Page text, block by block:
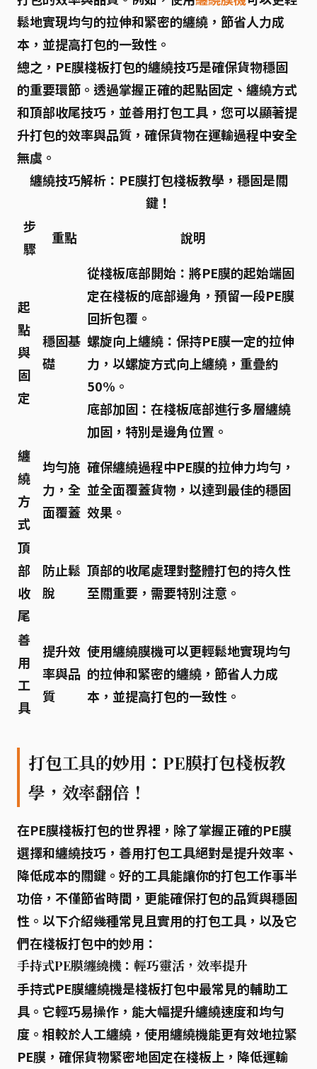
鬆地實現均勻的拉伸和緊密的纏繞，節省人力成
本，並提高打包的一致性。
總之，PE膜棧板打包的纏繞技巧是確保貨物穩固
的重要環節。透過掌握正確的起點固定、纏繞方式
和頂部收尾技巧，並善用打包工具，您可以顯著提
升打包的效率與品質，確保貨物在運輸過程中安全
無虞。
纏繞技巧解析：PE膜打包棧板教學，穩固是關
鍵！
步
驟
重點 說明
起
點
與
固
定
穩固基
礎
從棧板底部開始：將PE膜的起始端固
定在棧板的底部邊角，預留一段PE膜
回折包覆。
螺旋向上纏繞：保持PE膜一定的拉伸
力，以螺旋方式向上纏繞，重疊約
50%。
底部加固：在棧板底部進行多層纏繞
加固，特別是邊角位置。
纏
繞
方
式
均勻施
力，全
面覆蓋
確保纏繞過程中PE膜的拉伸力均勻，
並全面覆蓋貨物，以達到最佳的穩固
效果。
頂
部
收
尾
防止鬆
脫
頂部的收尾處理對整體打包的持久性
至關重要，需要特別注意。
善
用
工
具
提升效
率與品
質
使用纏繞膜機可以更輕鬆地實現均勻
的拉伸和緊密的纏繞，節省人力成
本，並提高打包的一致性。
打包工具的妙用：PE膜打包棧板教
學，效率翻倍！
在PE膜棧板打包的世界裡，除了掌握正確的PE膜
選擇和纏繞技巧，善用打包工具絕對是提升效率、
降低成本的關鍵。好的工具能讓你的打包工作事半
功倍，不僅節省時間，更能確保打包的品質與穩固
性。以下介紹幾種常見且實用的打包工具，以及它
們在棧板打包中的妙用：
手持式PE膜纏繞機：輕巧靈活，效率提升
手持式PE膜纏繞機是棧板打包中最常見的輔助工
具。它輕巧易操作，能大幅提升纏繞速度和均勻
度。相較於人工纏繞，使用纏繞機能更有效地拉緊
PE膜，確保貨物緊密地固定在棧板上，降低運輸